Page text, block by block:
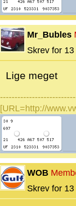
Mr_Bubles
Skrev for
Lige meget
[URL=http://
WOB
Skrev for